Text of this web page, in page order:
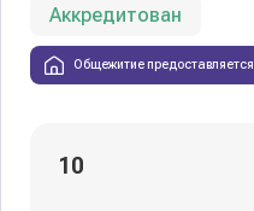
Аккредитован
Общежитие предоставляется
10